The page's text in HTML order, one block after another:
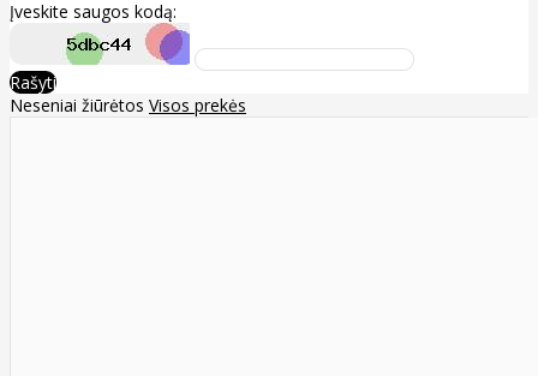
Įveskite saugos kodą:
Rašyti
Neseniai žiūrėtos Visos prekės